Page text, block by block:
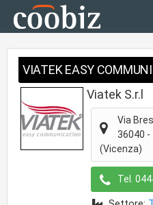
VIATEK EASY
Viatek S.r.l
Via
36040 -
(Vicenza)
Tel.